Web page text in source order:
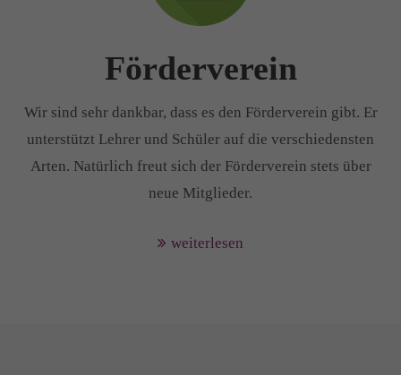
Förderverein
Wir sind sehr dankbar, dass es den Förderverein gibt. Er
unterstützt Lehrer und Schüler auf die verschiedensten
Arten. Natürlich freut sich der Förderverein stets über
neue Mitglieder.
weiterlesen